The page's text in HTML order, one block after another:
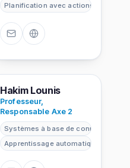
Planification avec actions
HL
Hakim Lounis
Professeur,
Responsable Axe 2
Systèmes à base de connaissances
Apprentissage automatique